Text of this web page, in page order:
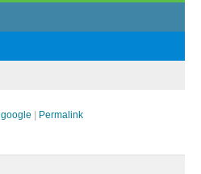
google Permalink